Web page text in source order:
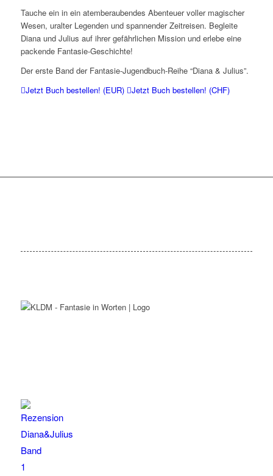
Tauche ein in ein atemberaubendes Abenteuer voller magischer
Wesen, uralter Legenden und spannender Zeitreisen. Begleite
Diana und Julius auf ihrer gefährlichen Mission und erlebe eine
packende Fantasie-Geschichte!
Der erste Band der Fantasie-Jugendbuch-Reihe “Diana & Julius”.
Jetzt Buch bestellen! (EUR)
Jetzt Buch bestellen! (CHF)